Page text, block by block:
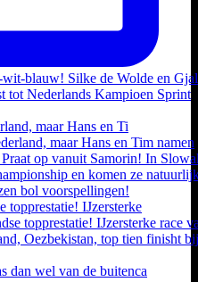
maar Hans en Ti
topprestatie! IJzersterke
dan wel van de buitenca